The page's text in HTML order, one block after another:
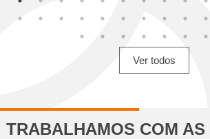
Ver todos
TRABALHAMOS COM AS